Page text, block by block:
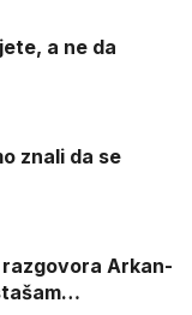
a ne da
znali da se
Arkan-